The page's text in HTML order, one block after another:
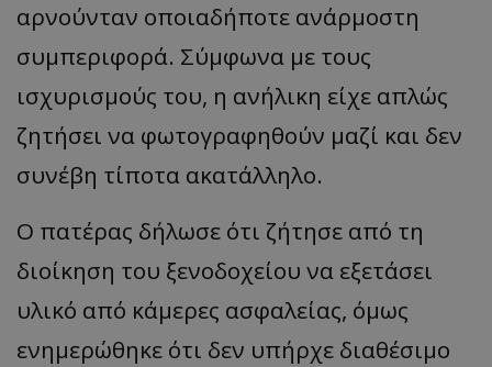
αρνούνταν οποιαδήποτε ανάρμοστη
συμπεριφορά. Σύμφωνα με τους
ισχυρισμούς του, η ανήλικη είχε απλώς
ζητήσει να φωτογραφηθούν μαζί και δεν
συνέβη τίποτα ακατάλληλο.
Ο πατέρας δήλωσε ότι ζήτησε από τη
διοίκηση του ξενοδοχείου να εξετάσει
υλικό από κάμερες ασφαλείας, όμως
ενημερώθηκε ότι δεν υπήρχε διαθέσιμο